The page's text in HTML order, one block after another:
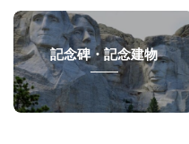
記念碑・記念建物